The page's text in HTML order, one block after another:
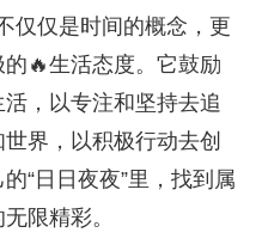
仅仅是时间的概念，更
🔥生活态度。它鼓励
，以专注和坚持去追
界，以积极行动去创
“日日夜夜”里，找到属
限精彩。